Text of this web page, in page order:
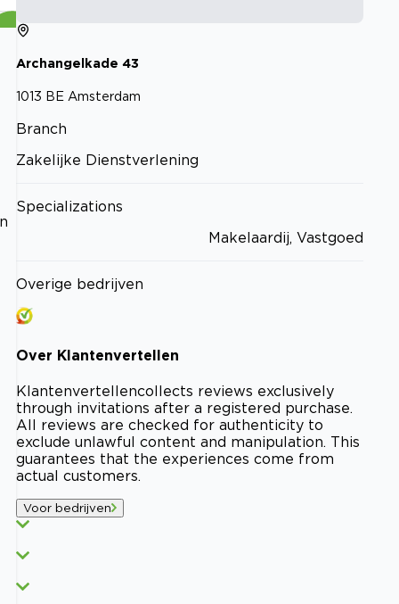
Archangelkade 43
1013 BE Amsterdam
Branch
Zakelijke Dienstverlening
Specializations
Makelaardij, Vastgoed
Overige bedrijven
Over Klantenvertellen
Klantenvertellencollects reviews exclusively
through invitations after a registered purchase.
All reviews are checked for authenticity to
exclude unlawful content and manipulation. This
guarantees that the experiences come from
actual customers.
Voor bedrijven